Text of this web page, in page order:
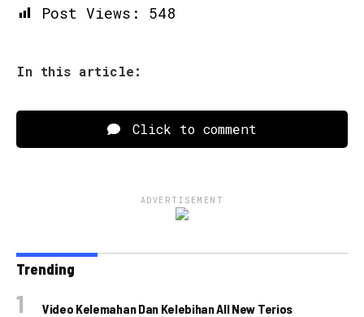
Post Views: 548
In this article:
Click to comment
ADVERTISEMENT
Trending
Video Kelemahan Dan Kelebihan All New Terios